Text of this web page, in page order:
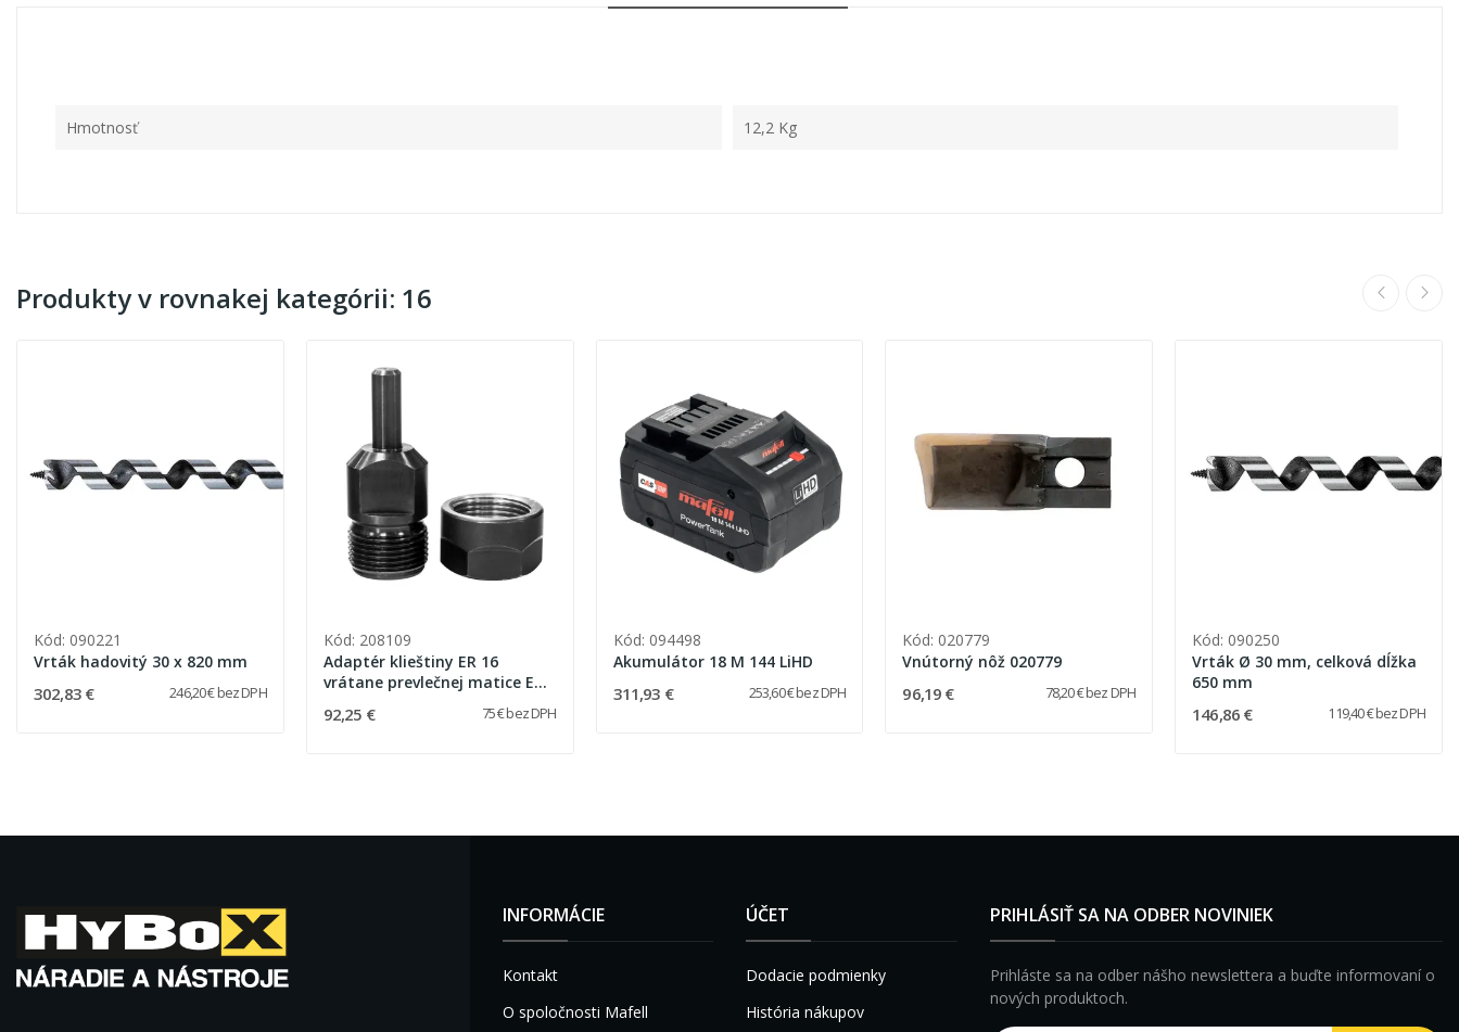
Hmotnosť 12,2 Kg
Produkty v rovnakej kategórii: 16
Kód: 090221
Vrták hadovitý 30 x 820 mm
302,83 € 246,20 € bez DPH
Kód: 208109
Adaptér klieštiny ER 16
vrátane prevlečnej matice ER
92,25 € 75 € bez DPH
Kód: 094498
Akumulátor 18 M 144 LiHD
311,93 € 253,60 € bez DPH
Kód: 020779
Vnútorný nôž 020779
96,19 € 78,20 € bez DPH
Kód: 090250
Vrták Ø 30 mm, celková dĺžka
650 mm
146,86 € 119,40 € bez DPH
INFORMÁCIE
Kontakt
O spoločnosti Mafell
ÚČET
Dodacie podmienky
História nákupov
PRIHLÁSIŤ SA NA ODBER NOVINIEK
Prihláste sa na odber nášho newslettera a buďte informovaní o
nových produktoch.